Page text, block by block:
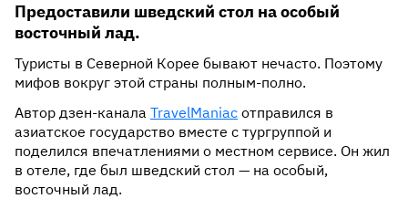
Предоставили шведский стол на особый
восточный лад.
Туристы в Северной Корее бывают нечасто. Поэтому
мифов вокруг этой страны полным-полно.
Автор дзен-канала TravelManiac отправился в
азиатское государство вместе с тургруппой и
поделился впечатлениями о местном сервисе. Он жил
в отеле, где был шведский стол — на особый,
восточный лад.